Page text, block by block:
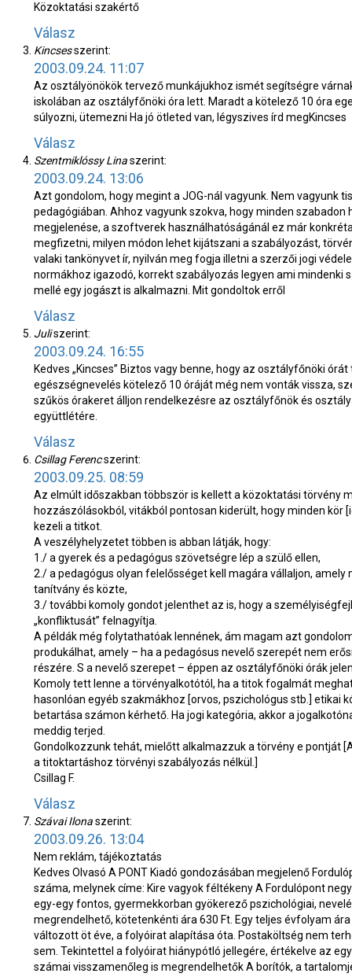
Közoktatási szakértő
Válasz
Kincsesszerint:
2003.09.24. 11:07
Az osztályönökök tervező munkájukhoz ismét segítségre
iskolában az osztályfőnöki óra lett. Maradt a kötelező 10 óra
súlyozni, ütemezni Ha jó ötleted van, légyszives írd megKincses
Válasz
Szentmiklóssy Linaszerint:
2003.09.24. 13:06
Azt gondolom, hogy megint a JOG-nál vagyunk. Nem vagyunk
pedagógiában. Ahhoz vagyunk szokva, hogy minden
megjelenése, a szoftverek használhatóságánál ez már
megfizetni, milyen módon lehet kijátszani a szabályozást,
valaki tankönyvet ír, nyilván meg fogja illetni a szerzői jogi
normákhoz igazodó, korrekt szabályozás legyen ami
mellé egy jogászt is alkalmazni. Mit gondoltok erről
Válasz
Juliszerint:
2003.09.24. 16:55
Kedves „Kincses” Biztos vagy benne, hogy az osztályfőnöki
egészségnevelés kötelező 10 óráját még nem vonták vissza,
szűkös órakeret álljon rendelkezésre az osztályfőnök és
együttlétére.
Válasz
Csillag Ferencszerint:
2003.09.25. 08:59
Az elmúlt időszakban többször is kellett a közoktatási törvény
hozzászólásokból, vitákból pontosan kiderült, hogy minden
kezeli a titkot.
A veszélyhelyzetet többen is abban látják, hogy:
1./ a gyerek és a pedagógus szövetségre lép a szülő ellen,
2./ a pedagógus olyan felelősséget kell magára vállaljon,
tanítvány és közte,
3./ további komoly gondot jelenthet az is, hogy a
„konfliktusát” felnagyítja.
A példák még folytathatóak lennének, ám magam azt
produkálhat, amely – ha a pedagósus nevelő szerepét nem
részére. S a nevelő szerepet – éppen az osztályfőnöki órák
Komoly tett lenne a törvényalkotótól, ha a titok fogalmát
hasonlóan egyéb szakmákhoz [orvos, pszichológus stb.] etikai
betartása számon kérhető. Ha jogi kategória, akkor a
meddig terjed.
Gondolkozzunk tehát, mielőtt alkalmazzuk a törvény e pontját
a titoktartáshoz törvényi szabályozás nélkül.]
Csillag F.
Válasz
Szávai Ilonaszerint:
2003.09.26. 13:04
Nem reklám, tájékoztatás
Kedves Olvasó A PONT Kiadó gondozásában megjelenő
száma, melynek címe: Kire vagyok féltékenyA Fordulópont
egy-egy fontos, gyermekkorban gyökerező pszichológiai,
megrendelhető, kötetenkénti ára 630 Ft. Egy teljes évfolyam
változott öt éve, a folyóirat alapítása óta. Postaköltség nem
sem. Tekintettel a folyóirat hiánypótló jellegére, értékelve az
számai visszamenőleg is megrendelhetőkA borítók, a